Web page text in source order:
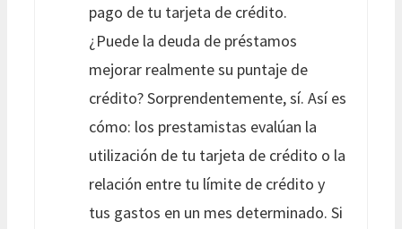
pago de tu tarjeta de crédito.
¿Puede la deuda de préstamos
mejorar realmente su puntaje de
crédito? Sorprendentemente, sí. Así es
cómo: los prestamistas evalúan la
utilización de tu tarjeta de crédito o la
relación entre tu límite de crédito y
tus gastos en un mes determinado. Si